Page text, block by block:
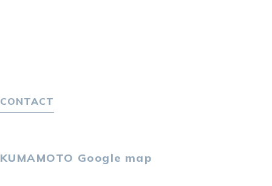
KUMAMOTO Google map
CONTACT